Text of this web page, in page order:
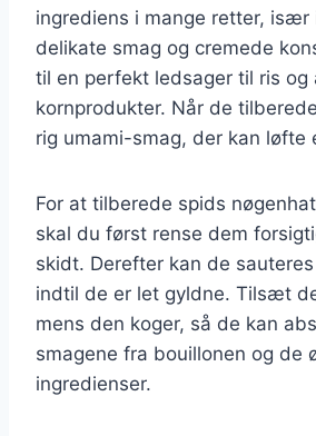
ingrediens i mange retter, især
delikate smag og cremede
til en perfekt ledsager til ris og
kornprodukter. Når de
rig umami-smag, der kan løfte
For at tilberede spids
skal du først rense dem
skidt. Derefter kan de
indtil de er let gyldne. Tilsæt
mens den koger, så de kan
smagene fra bouillonen og de
ingredienser.